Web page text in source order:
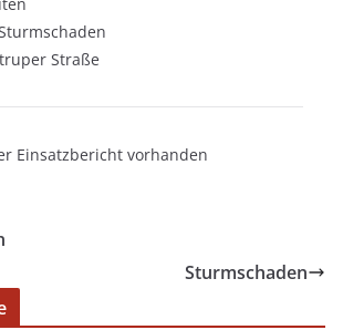
Straße
Einsatzbericht vorhanden
Sturmschaden